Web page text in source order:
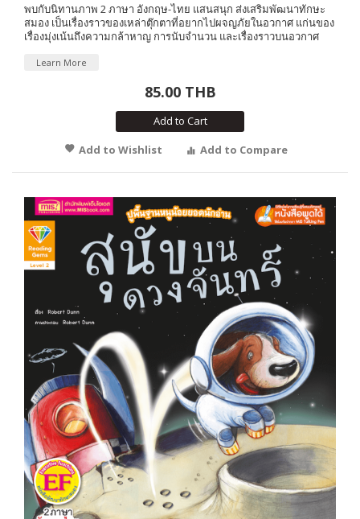
พบกับนิทานภาพ 2 ภาษา อังกฤษ-ไทย แสนสนุก ส่งเสริมพัฒนาทักษะ
สมอง เป็นเรื่องราวของเหล่าตุ๊กตาที่อยากไปผจญภัยในอวกาศ แก่นของ
เรื่องมุ่งเน้นถึงความกล้าหาญ การนับจำนวน และเรื่องราวบนอวกาศ
Learn More
85.00 THB
Add to Cart
Add to Wishlist
Add to Compare